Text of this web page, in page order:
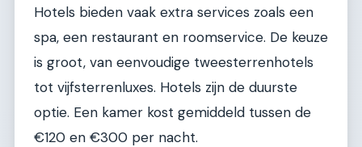
Hotels bieden vaak extra services zoals een
spa, een restaurant en roomservice. De keuze
is groot, van eenvoudige tweesterrenhotels
tot vijfsterrenluxes. Hotels zijn de duurste
optie. Een kamer kost gemiddeld tussen de
€120 en €300 per nacht.